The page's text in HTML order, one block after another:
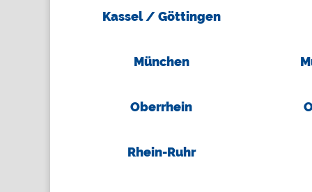
Kassel / Göttingen
München
Oberrhein
Rhein-Ruhr